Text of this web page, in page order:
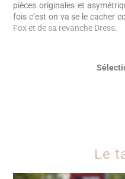
pièces originales et
fois c’est on va se le cacher
Fox et de sa revanche Dress.
Le